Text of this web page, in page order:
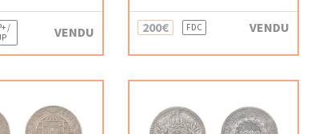
/
VENDU 200€ FDC VENDU